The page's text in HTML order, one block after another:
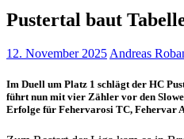
Pustertal baut
12. November 2025 Andreas
Im Duell um Platz 1 schlägt der HC
führt nun mit vier Zähler vor den
Erfolge für Fehervarosi TC, Fehervar